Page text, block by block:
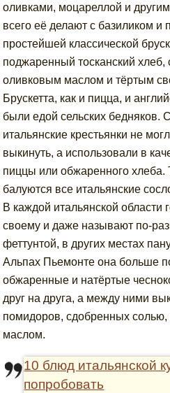
оливками, моцареллой и
всего её делают с базиликом и
простейшей классической
поджаренный тосканский
оливковым маслом и тёртым
Брускетта, как и пицца, и
были едой сельских бедняков.
итальянские крестьянки не
выкинуть, а использовали в
пиццы или обжаренного хлеба.
балуются все итальянские
В каждой итальянской области
своему и даже называют по-
феттунтой, в других местах
Альпах Пьемонте она больше
обжаренные и натёртые
друг на друга, а между ними
помидоров, сдобренных
маслом.
10 блюд итальянской
попробовать